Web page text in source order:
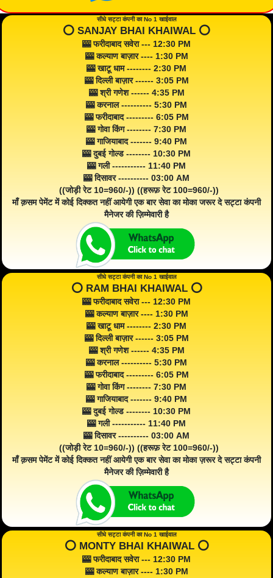
सीधे सट्टा कंपनी का No 1 खाईवाल
⭕️ SANJAY BHAI KHAIWAL ⭕️
🎰 फरीदाबाद सवेरा --- 12:30 PM
🎰 कल्याण बाज़ार ---- 1:30 PM
🎰 खाटू धाम -------- 2:30 PM
🎰 दिल्ली बाज़ार ------ 3:05 PM
🎰 श्री गणेश ------ 4:35 PM
🎰 करनाल ---------- 5:30 PM
🎰 फरीदाबाद --------- 6:05 PM
🎰 गोवा किंग -------- 7:30 PM
🎰 गाजियाबाद ------- 9:40 PM
🎰 दुबई गोल्ड -------- 10:30 PM
🎰 गली ----------- 11:40 PM
🎰 दिसावर ---------- 03:00 AM
((जोड़ी रेट 10=960/-)) ((हरूफ़ रेट 100=960/-))
माँ क़सम पेमेंट में कोई दिक्कत नहीं आयेगी एक बार सेवा का मोका जरूर दे सट्टा कंपनी
मैनेजर की ज़िम्मेवारी है
सीधे सट्टा कंपनी का No 1 खाईवाल
⭕️ RAM BHAI KHAIWAL ⭕️
🎰 फरीदाबाद सवेरा --- 12:30 PM
🎰 कल्याण बाज़ार ---- 1:30 PM
🎰 खाटू धाम -------- 2:30 PM
🎰 दिल्ली बाज़ार ------ 3:05 PM
🎰 श्री गणेश ------ 4:35 PM
🎰 करनाल ---------- 5:30 PM
🎰 फरीदाबाद --------- 6:05 PM
🎰 गोवा किंग -------- 7:30 PM
🎰 गाजियाबाद ------- 9:40 PM
🎰 दुबई गोल्ड -------- 10:30 PM
🎰 गली ----------- 11:40 PM
🎰 दिसावर ---------- 03:00 AM
((जोड़ी रेट 10=960/-)) ((हरूफ़ रेट 100=960/-))
माँ क़सम पेमेंट में कोई दिक्कत नहीं आयेगी एक बार सेवा का मोका ज़रूर दे सट्टा कंपनी
मैनेजर की ज़िम्मेवारी है
सीधे सट्टा कंपनी का No 1 खाईवाल
⭕️ MONTY BHAI KHAIWAL ⭕️
🎰 फरीदाबाद सवेरा --- 12:30 PM
🎰 कल्याण बाज़ार ---- 1:30 PM